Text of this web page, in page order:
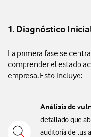
1. Diagnóstico
La primera fase se
comprender el estado
empresa. Esto incluye:
Análisis de
detallado que
auditoría de tus